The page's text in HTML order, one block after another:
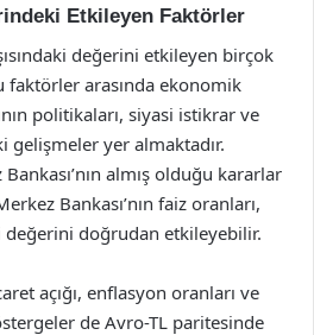
Etkileyen Faktörler
değerini etkileyen birçok
faktörler arasında ekonomik
politikaları, siyasi istikrar ve
gelişmeler yer almaktadır.
almış olduğu kararlar
Bankası’nın faiz oranları,
değerini doğrudan etkileyebilir.
açığı, enflasyon oranları ve
de Avro-TL paritesinde